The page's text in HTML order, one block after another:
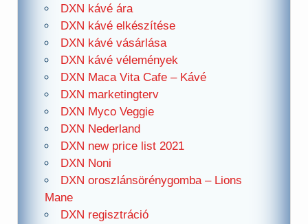
DXN kávé ára
DXN kávé elkészítése
DXN kávé vásárlása
DXN kávé vélemények
DXN Maca Vita Cafe – Kávé
DXN marketingterv
DXN Myco Veggie
DXN Nederland
DXN new price list 2021
DXN Noni
DXN oroszlánsörénygomba – Lions
Mane
DXN regisztráció